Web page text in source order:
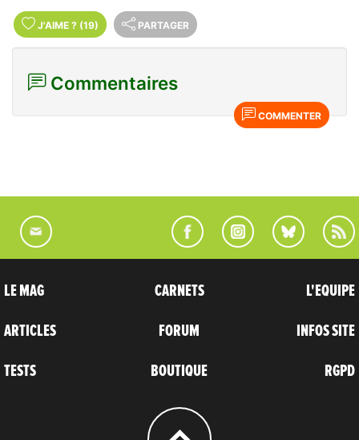
J'AIME ? (19) PARTAGER
Commentaires
COMMENTER
LE MAG
ARTICLES
TESTS
CARNETS
FORUM
BOUTIQUE
L'EQUIPE
INFOS SITE
RGPD